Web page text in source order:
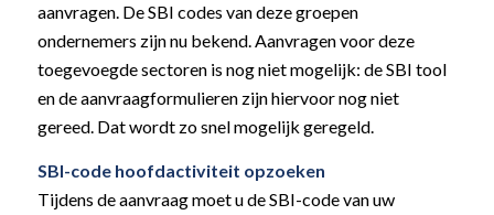
aanvragen. De SBI codes van deze groepen
ondernemers zijn nu bekend. Aanvragen voor deze
toegevoegde sectoren is nog niet mogelijk: de SBI tool
en de aanvraagformulieren zijn hiervoor nog niet
gereed. Dat wordt zo snel mogelijk geregeld.
SBI-code hoofdactiviteit opzoeken
Tijdens de aanvraag moet u de SBI-code van uw